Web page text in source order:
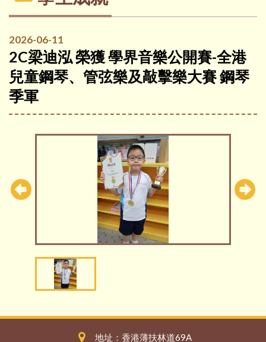
2026-06-11
2C梁迪泓 榮獲 學界音樂公開賽-全港
兒童鋼琴、管弦樂及敲擊樂大賽 鋼琴
季軍
地址：香港薄扶林道69A